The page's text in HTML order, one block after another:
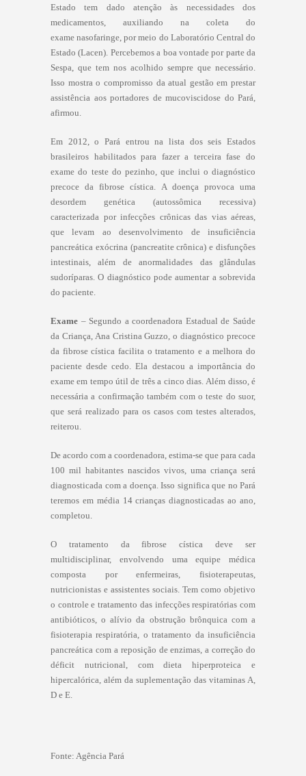
Estado tem dado atenção às necessidades dos
medicamentos, auxiliando na coleta do
exame nasofaringe, por meio do Laboratório Central do
Estado (Lacen). Percebemos a boa vontade por parte da
Sespa, que tem nos acolhido sempre que necessário.
Isso mostra o compromisso da atual gestão em prestar
assistência aos portadores de mucoviscidose do Pará,
afirmou.
Em 2012, o Pará entrou na lista dos seis Estados
brasileiros habilitados para fazer a terceira fase do
exame do teste do pezinho, que inclui o diagnóstico
precoce da fibrose cística. A doença provoca uma
desordem genética (autossômica recessiva)
caracterizada por infecções crônicas das vias aéreas,
que levam ao desenvolvimento de insuficiência
pancreática exócrina (pancreatite crônica) e disfunções
intestinais, além de anormalidades das glândulas
sudoríparas. O diagnóstico pode aumentar a sobrevida
do paciente.
Exame – Segundo a coordenadora Estadual de Saúde
da Criança, Ana Cristina Guzzo, o diagnóstico precoce
da fibrose cística facilita o tratamento e a melhora do
paciente desde cedo. Ela destacou a importância do
exame em tempo útil de três a cinco dias. Além disso, é
necessária a confirmação também com o teste do suor,
que será realizado para os casos com testes alterados,
reiterou.
De acordo com a coordenadora, estima-se que para cada
100 mil habitantes nascidos vivos, uma criança será
diagnosticada com a doença. Isso significa que no Pará
teremos em média 14 crianças diagnosticadas ao ano,
completou.
O tratamento da fibrose cística deve ser
multidisciplinar, envolvendo uma equipe médica
composta por enfermeiras, fisioterapeutas,
nutricionistas e assistentes sociais. Tem como objetivo
o controle e tratamento das infecções respiratórias com
antibióticos, o alívio da obstrução brônquica com a
fisioterapia respiratória, o tratamento da insuficiência
pancreática com a reposição de enzimas, a correção do
déficit nutricional, com dieta hiperproteica e
hipercalórica, além da suplementação das vitaminas A,
D e E.
Fonte: Agência Pará